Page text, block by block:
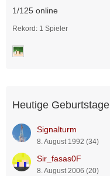
1/125 online
Rekord: 1 Spieler
Heutige Geburtstage
Signalturm
8. August 1992 (34)
Sir_fasas0F
8. August 2006 (20)